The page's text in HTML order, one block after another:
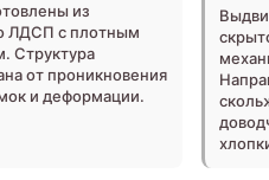
из
ЛДСП с плотным
Структура
от проникновения
и деформации.